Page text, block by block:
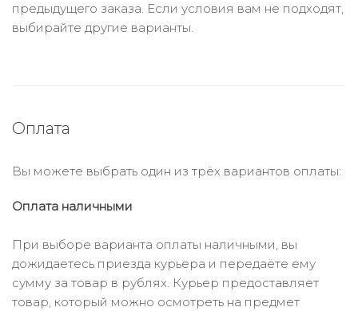
предыдущего заказа. Если условия вам не подходят,
выбирайте другие варианты.
Оплата
Вы можете выбрать один из трёх вариантов оплаты:
Оплата наличными
При выборе варианта оплаты наличными, вы
дожидаетесь приезда курьера и передаёте ему
сумму за товар в рублях. Курьер предоставляет
товар, который можно осмотреть на предмет